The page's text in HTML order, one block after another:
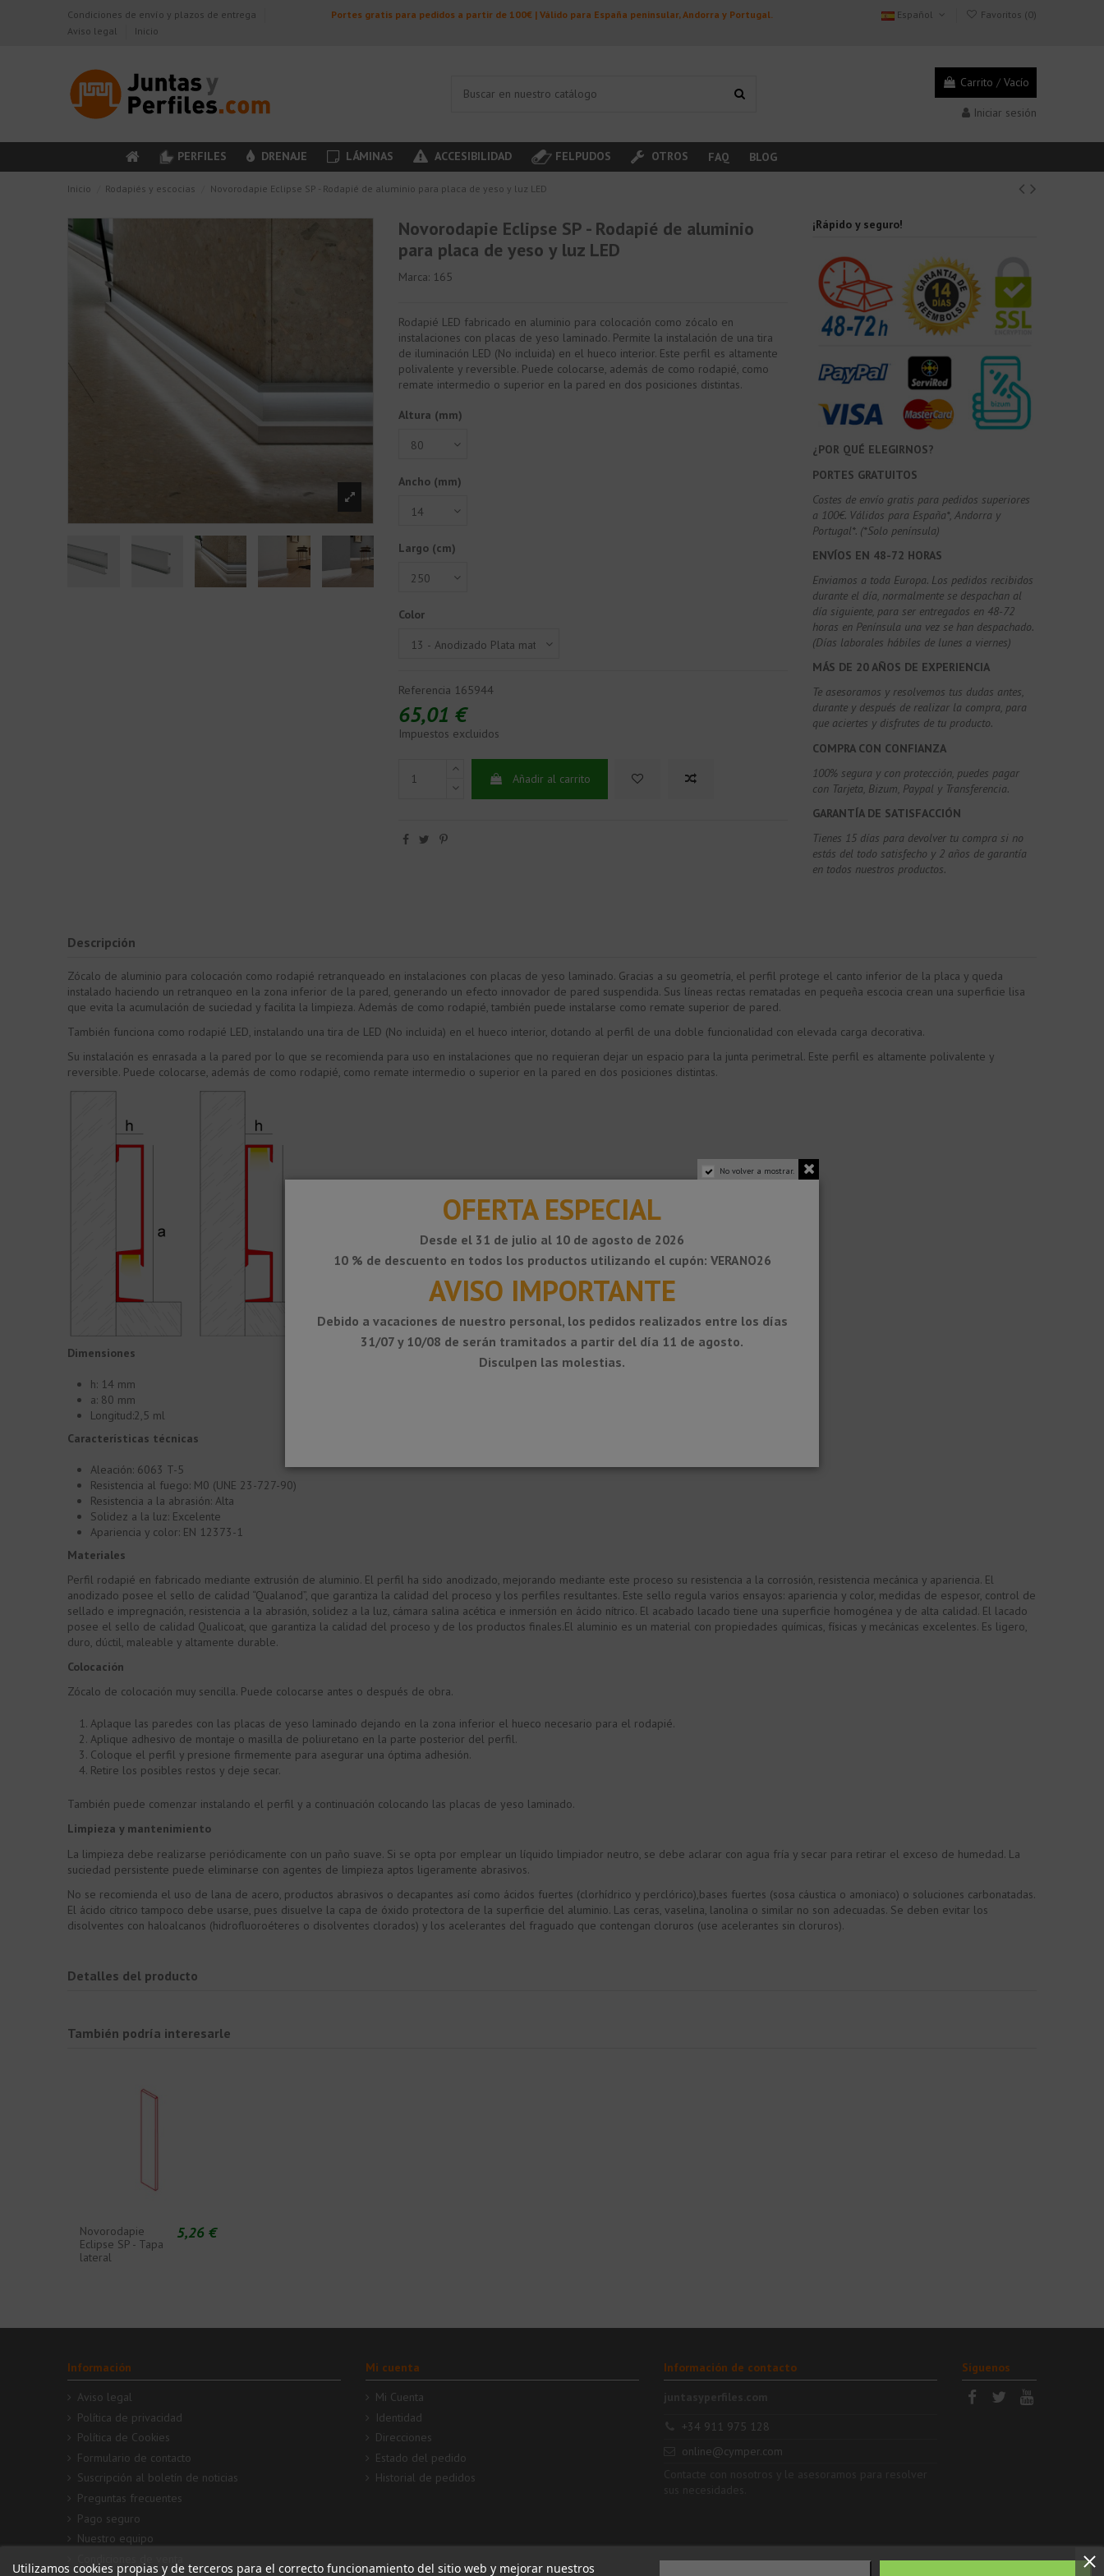
Condiciones de envío y plazos de entrega
Aviso legal
Inicio
Portes gratis para pedidos a partir de 100€ | Válido para España peninsular, Andorra y Portugal. Español Favoritos (0)
Carrito / Vacío
Iniciar sesión
PERFILES DRENAJE LÁMINAS ACCESIBILIDAD FELPUDOS OTROS FAQ BLOG
Inicio Rodapiés y escocias Novorodapie Eclipse SP - Rodapié de aluminio para placa de yeso y luz LED
Novorodapie Eclipse SP - Rodapié de aluminio
para placa de yeso y luz LED
Marca: 165
Rodapié LED fabricado en aluminio para colocación como zócalo en
instalaciones con placas de yeso laminado. Permite la instalación de una tira
de iluminación LED (No incluida) en el hueco interior. Este perfil es altamente
polivalente y reversible. Puede colocarse, además de como rodapié, como
remate intermedio o superior en la pared en dos posiciones distintas.
Altura (mm)
Ancho (mm)
Largo (cm)
Color
Referencia 165944
65,01 €
Impuestos excluidos
Añadir al carrito
¡Rápido y seguro!
¿POR QUÉ ELEGIRNOS?
PORTES GRATUITOS
Costes de envío gratis para pedidos superiores
a 100€. Válidos para España*, Andorra y
Portugal*. (*Solo península)
ENVÍOS EN 48-72 HORAS
Enviamos a toda Europa. Los pedidos recibidos
durante el día, normalmente se despachan al
día siguiente, para ser entregados en 48-72
horas en Península una vez se han despachado.
(Días laborales hábiles de lunes a viernes)
MÁS DE 20 AÑOS DE EXPERIENCIA
Te asesoramos y resolvemos tus dudas antes,
durante y después de realizar la compra, para
que aciertes y disfrutes de tu producto.
COMPRA CON CONFIANZA
100% segura y con protección, puedes pagar
con Tarjeta, Bizum, Paypal y Transferencia.
GARANTÍA DE SATISFACCIÓN
Tienes 15 días para devolver tu compra si no
estás del todo satisfecho y 2 años de garantía
en todos nuestros productos.
Descripción
Zócalo de aluminio para colocación como rodapié retranqueado en instalaciones con placas de yeso laminado. Gracias a su geometría, el perfil protege el canto inferior de la placa y queda
instalado haciendo un retranqueo en la zona inferior de la pared, generando un efecto innovador de pared suspendida. Sus líneas rectas rematadas en pequeña escocia crean una superficie lisa
que evita la acumulación de suciedad y facilita la limpieza. Además de como rodapié, también puede instalarse como remate superior de pared.
También funciona como rodapié LED, instalando una tira de LED (No incluida) en el hueco interior, dotando al perfil de una doble funcionalidad con elevada carga decorativa.
Su instalación es enrasada a la pared por lo que se recomienda para uso en instalaciones que no requieran dejar un espacio para la junta perimetral. Este perfil es altamente polivalente y
reversible. Puede colocarse, además de como rodapié, como remate intermedio o superior en la pared en dos posiciones distintas.
Dimensiones
h: 14 mm
a: 80 mm
Longitud:2,5 ml
Características técnicas
Aleación: 6063 T-5
Resistencia al fuego: M0 (UNE 23-727-90)
Resistencia a la abrasión: Alta
Solidez a la luz: Excelente
Apariencia y color: EN 12373-1
Materiales
Perfil rodapié en fabricado mediante extrusión de aluminio. El perfil ha sido anodizado, mejorando mediante este proceso su resistencia a la corrosión, resistencia mecánica y apariencia. El
anodizado posee el sello de calidad “Qualanod”, que garantiza la calidad del proceso y los perfiles resultantes. Este sello regula varios ensayos: apariencia y color, medidas de espesor, control de
sellado e impregnación, resistencia a la abrasión, solidez a la luz, cámara salina acética e inmersión en ácido nítrico. El acabado lacado tiene una superficie homogénea y de alta calidad. El lacado
posee el sello de calidad Qualicoat, que garantiza la calidad del proceso y de los productos finales.El aluminio es un material con propiedades químicas, físicas y mecánicas excelentes. Es ligero,
duro, dúctil, maleable y altamente durable.
Colocación
Zócalo de colocación muy sencilla. Puede colocarse antes o después de obra.
Aplaque las paredes con las placas de yeso laminado dejando en la zona inferior el hueco necesario para el rodapié.
Aplique adhesivo de montaje o masilla de poliuretano en la parte posterior del perfil.
Coloque el perfil y presione firmemente para asegurar una óptima adhesión.
Retire los posibles restos y deje secar.
También puede comenzar instalando el perfil y a continuación colocando las placas de yeso laminado.
Limpieza y mantenimiento
La limpieza debe realizarse periódicamente con un paño suave. Si se opta por emplear un líquido limpiador neutro, se debe aclarar con agua fría y secar para retirar el exceso de humedad. La
suciedad persistente puede eliminarse con agentes de limpieza aptos ligeramente abrasivos.
No se recomienda el uso de lana de acero, productos abrasivos o decapantes así como ácidos fuertes (clorhídrico y perclórico),bases fuertes (sosa cáustica o amoniaco) o soluciones carbonatadas.
El ácido cítrico tampoco debe usarse, pues disuelve la capa de óxido protectora de la superficie del aluminio. Las ceras, vaselina, lanolina o similar no son adecuadas. Se deben evitar los
disolventes con haloalcanos (hidrofluoroéteres o disolventes clorados) y los acelerantes del fraguado que contengan cloruros (use acelerantes sin cloruros).
Detalles del producto
También podría interesarle
Novorodapie
Eclipse SP - Tapa
lateral
5,26 €
Utilizamos cookies propias y de terceros para el correcto funcionamiento del sitio web y mejorar nuestros
Información
Aviso legal
Política de privacidad
Política de Cookies
Formulario de contacto
Suscripción al boletín de noticias
Preguntas frecuentes
Pago seguro
Nuestro equipo
Mi cuenta
Mi Cuenta
Identidad
Direcciones
Estado del pedido
Historial de pedidos
Información de contacto
+34 911 975 128
online@cymper.com
Síguenos
No volver a mostrar.
OFERTA ESPECIAL
Desde el 31 de julio al 10 de agosto de 2026
10 % de descuento en todos los productos utilizando el cupón: VERANO26
AVISO IMPORTANTE
Debido a vacaciones de nuestro personal, los pedidos realizados entre los días
31/07 y 10/08 de serán tramitados a partir del día 11 de agosto.
Disculpen las molestias.